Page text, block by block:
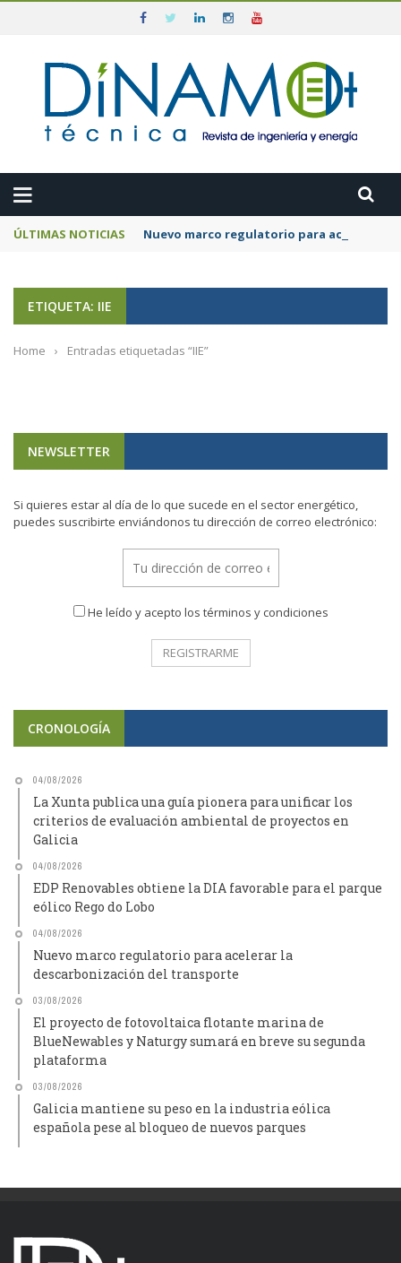
ÚLTIMAS NOTICIAS Nuevo marco regulatorio para acelerar
ETIQUETA: IIE
Home › Entradas etiquetadas “IIE”
NEWSLETTER
Si quieres estar al día de lo que sucede en el sector energético,
puedes suscribirte enviándonos tu dirección de correo electrónico:
He leído y acepto los términos y condiciones
CRONOLOGÍA
04/08/2026
La Xunta publica una guía pionera para unificar los
criterios de evaluación ambiental de proyectos en
Galicia
04/08/2026
EDP Renovables obtiene la DIA favorable para el parque
eólico Rego do Lobo
04/08/2026
Nuevo marco regulatorio para acelerar la
descarbonización del transporte
03/08/2026
El proyecto de fotovoltaica flotante marina de
BlueNewables y Naturgy sumará en breve su segunda
plataforma
03/08/2026
Galicia mantiene su peso en la industria eólica
española pese al bloqueo de nuevos parques